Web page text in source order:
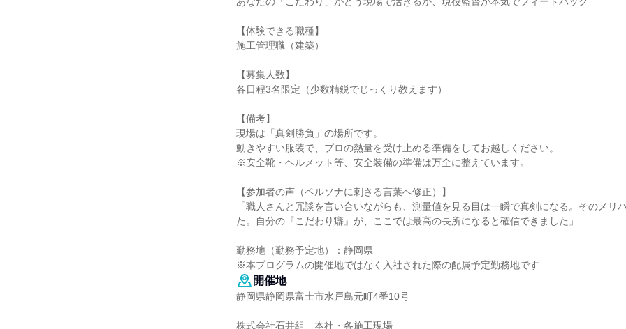
【体験できる職種】
施工管理職（建築）
【募集人数】
各日程3名限定（少数精鋭でじっくり教えます）
【備考】
現場は「真剣勝負」の場所です。
動きやすい服装で、プロの熱量を受け止める準備をしてお越しください。
※安全靴・ヘルメット等、安全装備の準備は万全に整えています。
【参加者の声（ペルソナに刺さる言葉へ修正）】
「職人さんと冗談を言い合いながらも、測量値を見る目は一瞬で真剣になる。そのメリ
た。自分の『こだわり癖』が、ここでは最高の長所になると確信できました」
勤務地（勤務予定地）：静岡県
※本プログラムの開催地ではなく入社された際の配属予定勤務地です
開催地
静岡県静岡県富士市水戸島元町4番10号
株式会社石井組 本社・各施工現場